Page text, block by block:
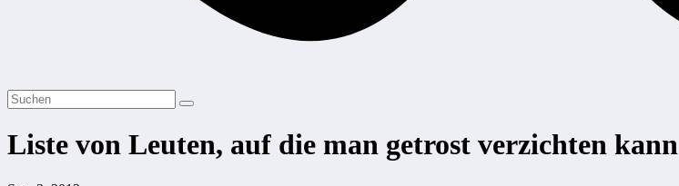
Liste von Leuten, auf die man getrost verzichten kann